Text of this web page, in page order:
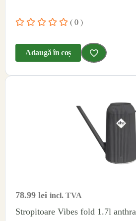
( 0 )
Adaugă în coș
78.99 lei incl. TVA
Stropitoare Vibes fold 1.7l